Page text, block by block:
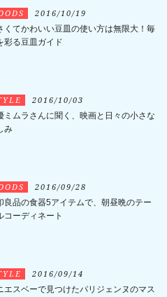
2016/10/19
くてかわいい豆皿の使い方は無限大！毎
彩る豆皿ガイド
2016/10/03
ミムラさんに聞く、映画と日々の小さな
み
2016/09/28
良品の食器5アイテムで、朝昼晩のテー
コーディネート
2016/09/14
エスベーで見つけたパリジェンヌのマス